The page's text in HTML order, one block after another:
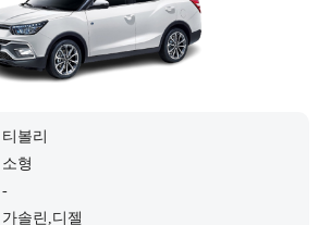
티볼리
소형
-
가솔린,디젤